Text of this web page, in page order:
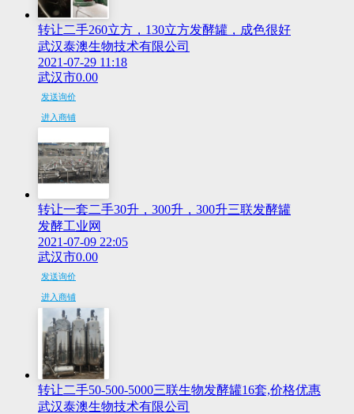
转让二手260立方，130立方发酵罐，成色很好
武汉泰澳生物技术有限公司
2021-07-29 11:18
武汉市0.00
发送询价
进入商铺
转让一套二手30升，300升，300升三联发酵罐
发酵工业网
2021-07-09 22:05
武汉市0.00
发送询价
进入商铺
转让二手50-500-5000三联生物发酵罐16套,价格优惠
武汉泰澳生物技术有限公司